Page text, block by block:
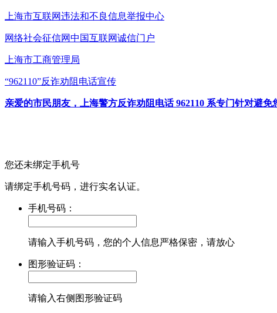
上海市互联网违法和不良信息举报中心
网络社会征信网中国互联网诚信门户
上海市工商管理局
“962110”反诈劝阻电话宣传
亲爱的市民朋友，上海警方反诈劝阻电话 962110 系专门针对避
您还未绑定手机号
请绑定手机号码，进行实名认证。
手机号码：
请输入手机号码，您的个人信息严格保密，请放心
图形验证码：
请输入右侧图形验证码